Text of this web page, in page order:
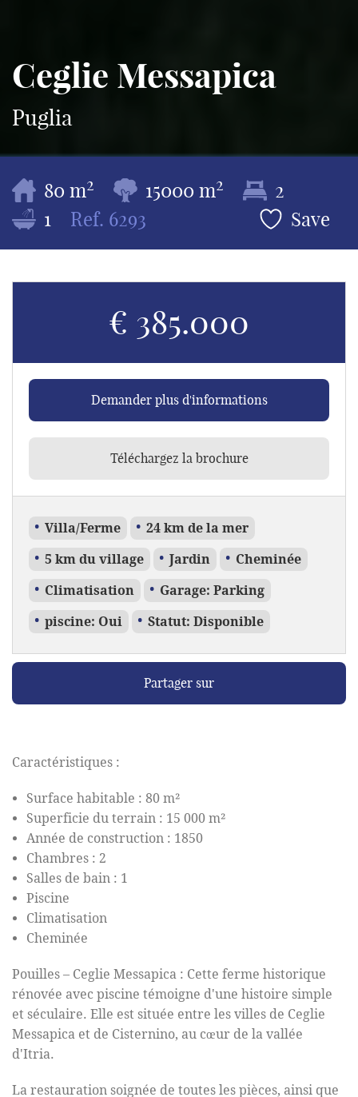
Ceglie Messapica
Puglia
80 m2 15000 m2
2
1
Ref. 6293 Save
€ 385.000
Demander plus d'informations
Téléchargez la brochure
Villa/Ferme 24 km de la mer
5 km du village Jardin Cheminée
Climatisation Garage: Parking
piscine: Oui Statut: Disponible
Partager sur
Caractéristiques :
Surface habitable : 80 m²
Superficie du terrain : 15 000 m²
Année de construction : 1850
Chambres : 2
Salles de bain : 1
Piscine
Climatisation
Cheminée
Pouilles – Ceglie Messapica : Cette ferme historique
rénovée avec piscine témoigne d'une histoire simple
et séculaire. Elle est située entre les villes de Ceglie
Messapica et de Cisternino, au cœur de la vallée
d'Itria.
La restauration soignée de toutes les pièces, ainsi que